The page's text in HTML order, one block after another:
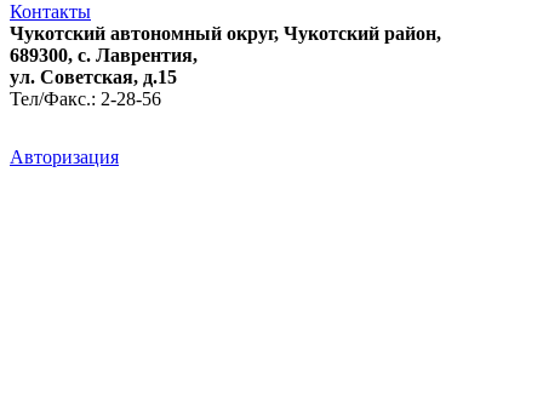
Контакты
Чукотский автономный округ, Чукотский район,
689300, с. Лаврентия,
ул. Советская, д.15
Тел/Факс.: 2-28-56
Авторизация